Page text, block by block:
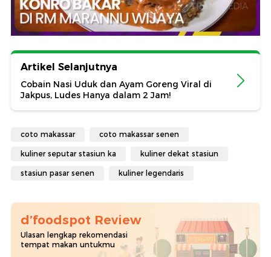
Artikel Selanjutnya
Cobain Nasi Uduk dan Ayam Goreng Viral di
Jakpus, Ludes Hanya dalam 2 Jam!
coto makassar coto makassar senen
kuliner seputar stasiun ka kuliner dekat stasiun
stasiun pasar senen kuliner legendaris
d’foodspot Review
Ulasan lengkap rekomendasi
tempat makan untukmu